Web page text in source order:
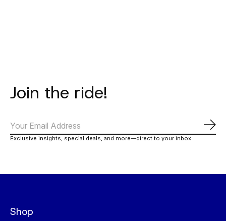
Join the ride!
Exclusive insights, special deals, and more—direct to your inbox.
Shop